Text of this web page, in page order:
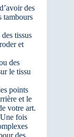
des
tambours
tissus
et
des
le tissu
points
et le
votre art.
Une fois
des